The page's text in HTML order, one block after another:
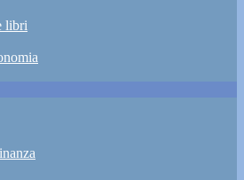
libri